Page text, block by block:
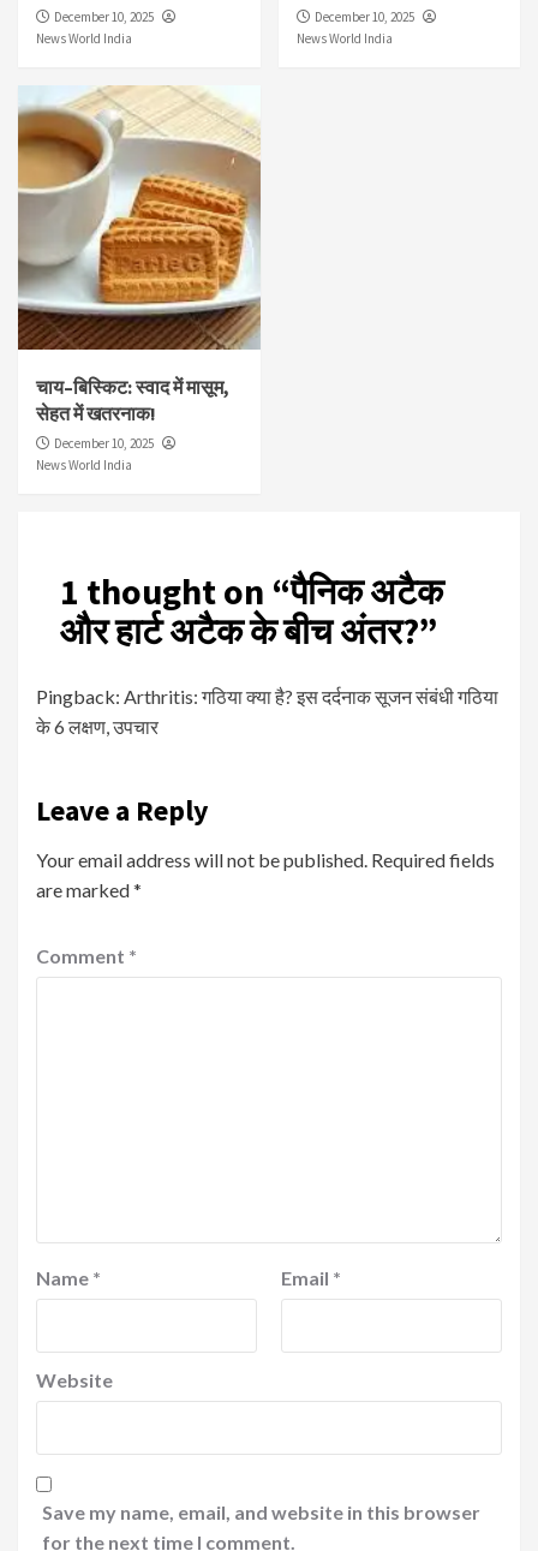
December 10, 2025
News World India
December 10, 2025
News World India
चाय–बिस्किट: स्वाद में मासूम,
सेहत में खतरनाक!
December 10, 2025
News World India
1 thought on “पैनिक अटैक
और हार्ट अटैक के बीच अंतर?”
Pingback: Arthritis: गठिया क्या है? इस दर्दनाक सूजन संबंधी गठिया
के 6 लक्षण, उपचार
Leave a Reply
Your email address will not be published. Required fields
are marked*
Comment *
Name * Email *
Website
Save my name, email, and website in this browser
for the next time I comment.